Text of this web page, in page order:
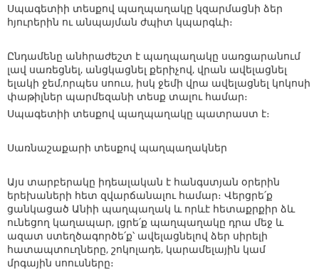
Սպագետիի տեսքով պաղպաղակը կզարմացնի ձեր
հյուրերին ու անպայման ժպիտ կպարգևի։
Ընդամենը անհրաժեշտ է պաղպաղակը սառցարանում
լավ սառեցնել, անցկացնել քերիչով, վրան ավելացնել
ելակի ջեմ,որպես սոուս, իսկ ջեմի վրա ավելացնել կոկոսի
փաթիլներ պարմեզանի տեսք տալու համար։
Սպագետիի տեսքով պաղպաղակը պատրաստ է։
Սառնաշաքարի տեսքով պաղպաղակներ
Այս տարբերակը իդեալական է հանգստյան օրերին
երեխաների հետ զվարճանալու համար։ Վերցրե՛ք
ցանկացած Անիի պաղպաղակ և որևէ հետաքրքիր ձև
ունեցող կաղապար, լցրե՛ք պաղպաղակը դրա մեջ և
ազատ ստեղծագործե՛ք՝ ավելացնելով ձեր սիրելի
հատապտուղները, շոկոլադե, կարամելային կամ
մրգային սոուսները։